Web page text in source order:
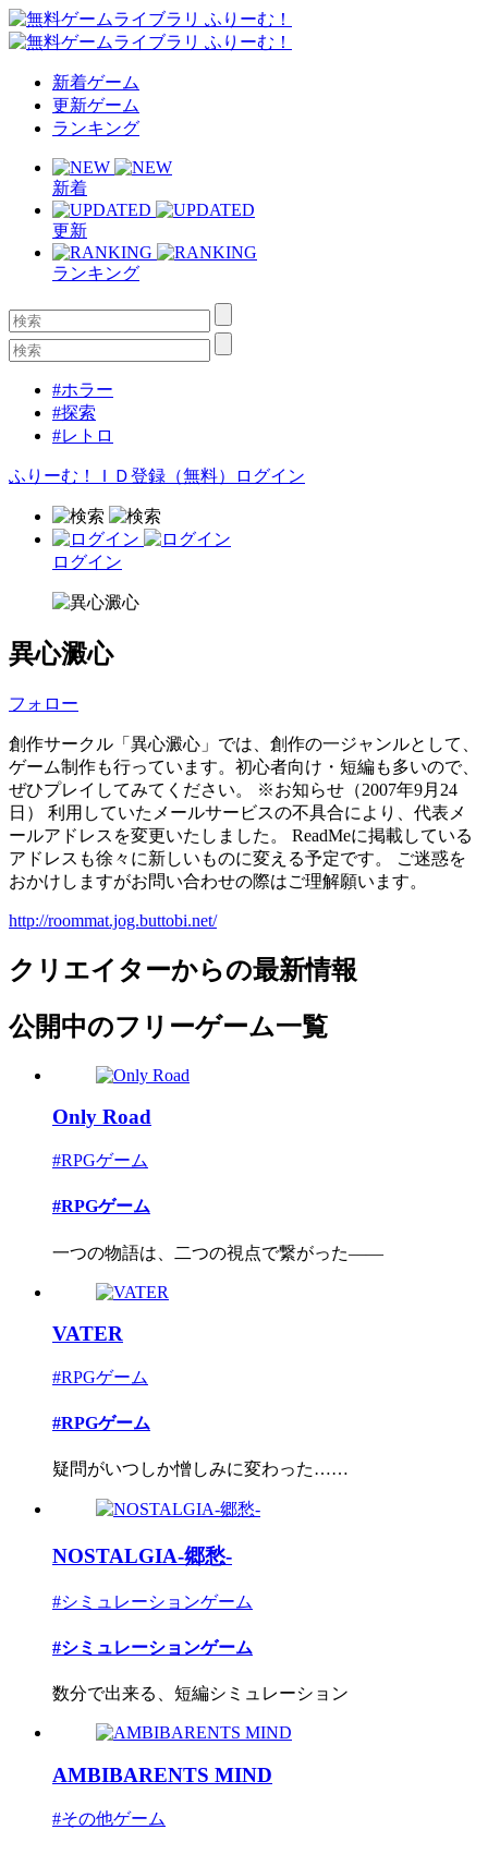
新着ゲーム
更新ゲーム
ランキング
新着
更新
ランキング
#ホラー
#探索
#レトロ
ふりーむ！ＩＤ登録（無料） ログイン
ログイン
異心澱心
フォロー
創作サークル「異心澱心」では、創作の一ジャンルとして、
ゲーム制作も行っています。初心者向け・短編も多いので、
ぜひプレイしてみてください。 ※お知らせ（2007年9月24
日） 利用していたメールサービスの不具合により、代表メ
ールアドレスを変更いたしました。 ReadMeに掲載している
アドレスも徐々に新しいものに変える予定です。 ご迷惑を
おかけしますがお問い合わせの際はご理解願います。
http://roommat.jog.buttobi.net/
クリエイターからの最新情報
公開中のフリーゲーム一覧
Only Road
#RPGゲーム
#RPGゲーム
一つの物語は、二つの視点で繋がった――
VATER
#RPGゲーム
#RPGゲーム
疑問がいつしか憎しみに変わった……
NOSTALGIA-郷愁-
#シミュレーションゲーム
#シミュレーションゲーム
数分で出来る、短編シミュレーション
AMBIBARENTS MIND
#その他ゲーム